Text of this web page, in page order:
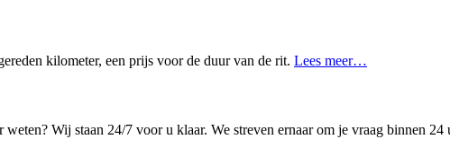
kilometer, een prijs voor de duur van de rit. Lees meer…
Wij staan 24/7 voor u klaar. We streven ernaar om je vraag binnen 24